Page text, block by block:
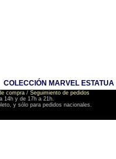
COLECCIÓN MARVEL
compra / Seguimiento de pedidos
14h y de 17h a 21h.
y sólo para pedidos nacionales.